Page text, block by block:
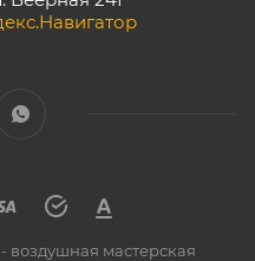
мастерская